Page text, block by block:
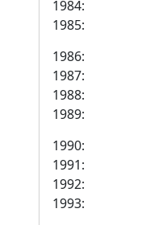
1984:
1985:
1986:
1987:
1988:
1989:
1990:
1991:
1992:
1993: